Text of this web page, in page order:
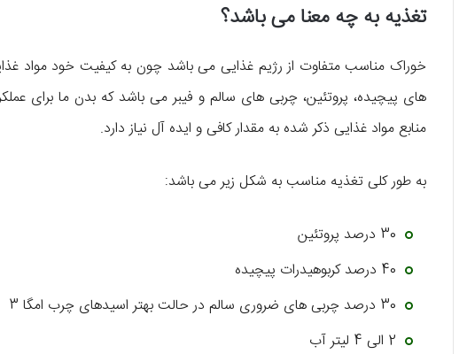
تغذیه به چه معنا می باشد؟
خوراک مناسب متفاوت از رژیم غذایی می باشد چون به کیفیت خود مواد
های پیچیده، پروتئین، چربی های سالم و فیبر می باشد که بدن ما برای
منابع مواد غذایی ذکر شده به مقدار کافی و ایده آل نیاز دارد.
به طور کلی تغذیه مناسب به شکل زیر می باشد:
30 درصد پروتئین
40 درصد کربوهیدرات پیچیده
30 درصد چربی های ضروری سالم در حالت بهتر اسیدهای چرب امگا 3
2 الی 4 لیتر آب